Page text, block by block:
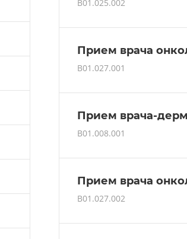
B01.025.002
Прием врача
B01.027.001
Прием врача-
B01.008.001
Прием врача
B01.027.002